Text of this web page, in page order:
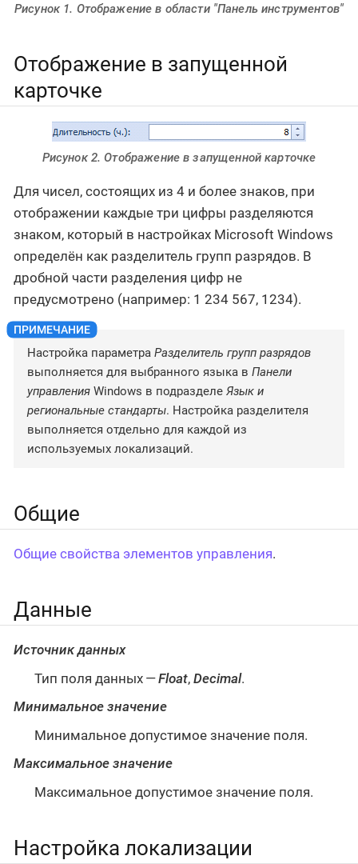
Рисунок 1. Отображение в области "Панель инструментов"
Отображение в запущенной
карточке
Рисунок 2. Отображение в запущенной карточке
Для чисел, состоящих из 4 и более знаков, при
отображении каждые три цифры разделяются
знаком, который в настройках Microsoft Windows
определён как разделитель групп разрядов. В
дробной части разделения цифр не
предусмотрено (например: 1 234 567, 1234).
Настройка параметра Разделитель групп разрядов
выполняется для выбранного языка в Панели
управления Windows в подразделе Язык и
региональные стандарты. Настройка разделителя
выполняется отдельно для каждой из
используемых локализаций.
Общие
Общие свойства элементов управления.
Данные
Источник данных
Тип поля данных —Float, Decimal.
Минимальное значение
Минимальное допустимое значение поля.
Максимальное значение
Максимальное допустимое значение поля.
Настройка локализации